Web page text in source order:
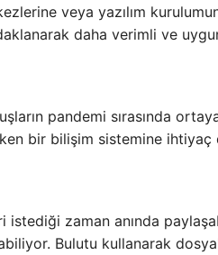
veya yazılım
daha verimli ve
pandemi sırasında
bir bilişim sistemine
zaman anında
Bulutu kullanarak